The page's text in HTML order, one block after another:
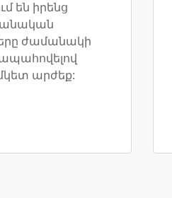
են իրենց
ժամանակի
արժեք: